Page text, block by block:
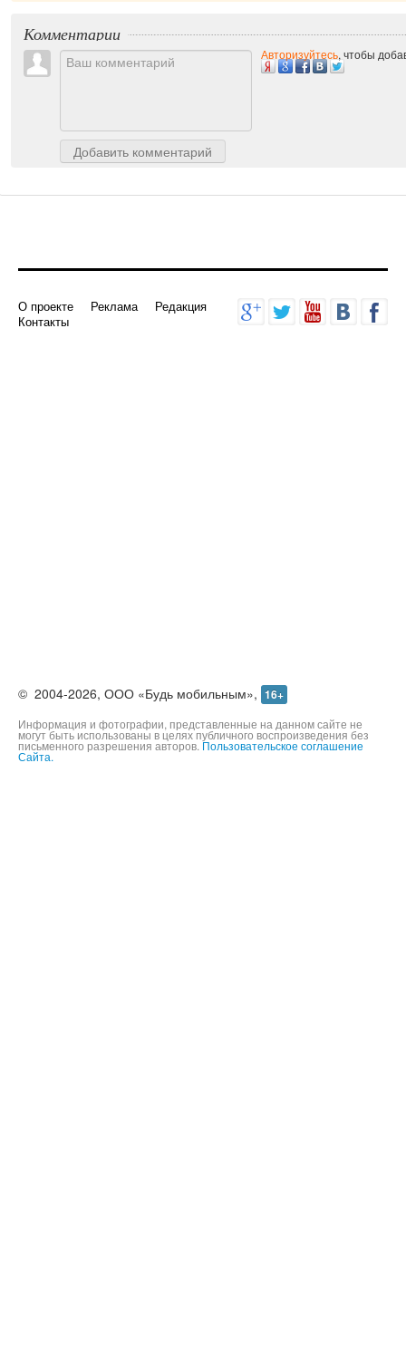
Комментарии
©2004-2026,ООО «Будь мобильным», 16+
Информация и фотографии, представленные на данном сайте не
могут быть использованы в целях публичного воспроизведения без